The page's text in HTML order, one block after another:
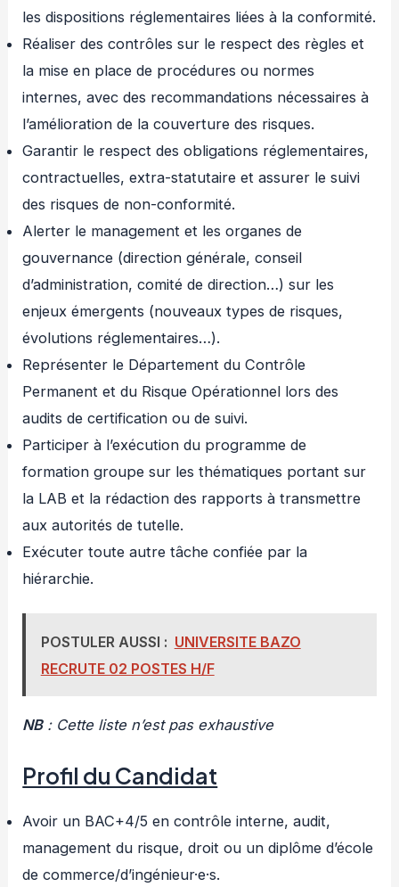
les dispositions réglementaires liées à la conformité.
Réaliser des contrôles sur le respect des règles et
la mise en place de procédures ou normes
internes, avec des recommandations nécessaires à
l’amélioration de la couverture des risques.
Garantir le respect des obligations réglementaires,
contractuelles, extra-statutaire et assurer le suivi
des risques de non-conformité.
Alerter le management et les organes de
gouvernance (direction générale, conseil
d’administration, comité de direction…) sur les
enjeux émergents (nouveaux types de risques,
évolutions réglementaires…).
Représenter le Département du Contrôle
Permanent et du Risque Opérationnel lors des
audits de certification ou de suivi.
Participer à l’exécution du programme de
formation groupe sur les thématiques portant sur
la LAB et la rédaction des rapports à transmettre
aux autorités de tutelle.
Exécuter toute autre tâche confiée par la
hiérarchie.
POSTULER AUSSI : UNIVERSITE BAZO
RECRUTE 02 POSTES H/F
NB: Cette liste n’est pas exhaustive
Profil du Candidat
Avoir un BAC+4/5 en contrôle interne, audit,
management du risque, droit ou un diplôme d’école
de commerce/d’ingénieur·e·s.